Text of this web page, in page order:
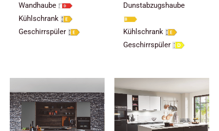
Wandhaube
Kühlschrank
Geschirrspüler
Dunstabzugshaube
Kühlschrank
Geschirrspüler